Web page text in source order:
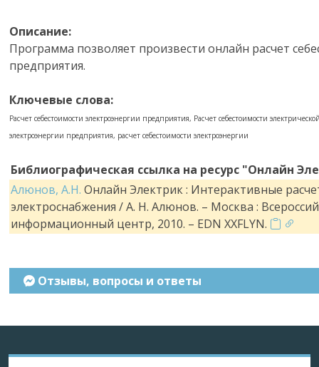
Описание:
Программа позволяет произвести онлайн расчет
предприятия.
Ключевые слова:
Расчет себестоимости электроэнергии предприятия, Расчет себестоимости
электроэнергии предприятия, расчет себестоимости электроэнергии
Библиографическая ссылка на ресурс "Онлайн
Алюнов, А.Н. Онлайн Электрик : Интерактивные
электроснабжения / А. Н. Алюнов. – Москва :
информационный центр, 2010. – EDN XXFLYN.
Отзывы, вопросы и ответы